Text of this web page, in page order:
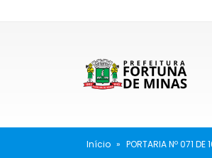
Início » PORTARIA Nº 071 DE